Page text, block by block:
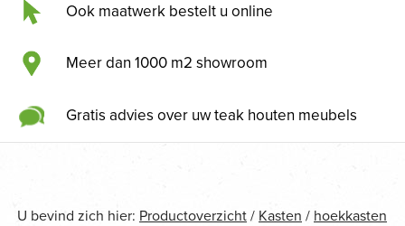
Ook maatwerk bestelt u online
Meer dan 1000 m2 showroom
Gratis advies over uw teak houten meubels
U bevind zich hier: Productoverzicht / Kasten / hoekkasten